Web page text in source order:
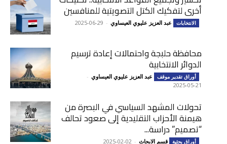
أخرى لتفكيك الكتل التصويتية للمنافسين
الانتخابات عبد العزيز عليوي العيساوي -
2025-06-29
محافظة حلبجة واحتمالات إعادة ترسيم
الدوائر الانتخابية
أوراق تقدير موقف عبد العزيز عليوي العيساوي -
2025-05-21
تحولات المشهد السياسي في البصرة من
هيمنة الأحزاب التقليدية إلى صعود تحالف
“تصميم” دراسة...
أوراق بحثية قسم الابحاث -
2025-02-02